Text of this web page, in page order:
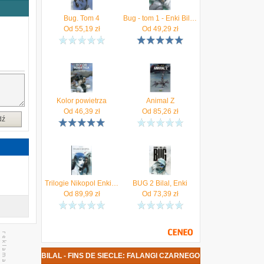
Bug. Tom 4
Od 55,19 zł
Bug - tom 1 - Enki Bilal - Białystok Nowy
Od 49,29 zł
Kolor powietrza
Od 46,39 zł
Animal Z
Od 85,26 zł
Trilogie Nikopol Enki Bilal
Od 89,99 zł
BUG 2 Bilal, Enki
Od 73,39 zł
BILAL - FINS DE SIECLE: FALANGI CZARNEGO PORZĄDKU. POLOWANIE